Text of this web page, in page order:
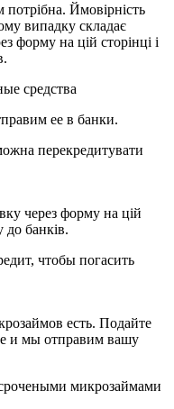
Ймовірність
випадку складає
форму на цій сторінці і
средства
ее в банки.
перекредитувати
через форму на цій
до банків.
чтобы погасить
есть. Подайте
и мы отправим вашу
микрозаймами